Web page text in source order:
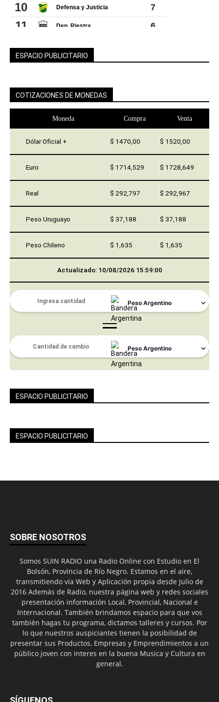
ESPACIO PUBLICITARIO
COTIZACIONES DE MONEDAS
Moneda Compra Venta
Dólar Oficial + $ 1470,00 $ 1520,00
Euro $ 1714,529 $ 1728,649
Real $ 292,797 $ 292,967
Peso Uruguayo $ 37,188 $ 37,188
Peso Chileno $ 1,635 $ 1,635
Actualizado: 10/08/2026 15:59:00
ESPACIO PUBLICITARIO
ESPACIO PUBLICITARIO
SOBRE NOSOTROS
Somos SUIN RADIO una Radio Online con Estudio en El
Bolsón, Provincia de Río Negro. Estamos en el aire,
transmitiendo vía Web y Aplicación propia desde Julio de
2016 Además de Radio, nuestra página web y redes sociales
presentación información Local, Provincial, Nacional e
Internacional. También brindamos espacio para que vos
también hagas tu programa, dictamos talleres y cursos. Por
lo que nuestros auspiciantes tienen la posibilidad de
presentar sus Productos, Empresas y Emprendimientos a un
público joven con interes en la buena Musica y Cultura en
general.